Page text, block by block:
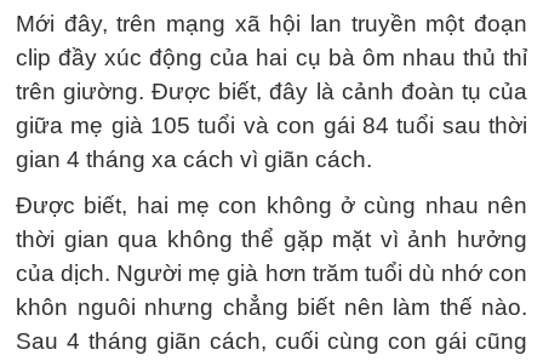
Mới đây, trên mạng xã hội lan truyền một đoạn
clip đầy xúc động của hai cụ bà ôm nhau thủ thỉ
trên giường. Được biết, đây là cảnh đoàn tụ của
giữa mẹ già 105 tuổi và con gái 84 tuổi sau thời
gian 4 tháng xa cách vì giãn cách.
Được biết, hai mẹ con không ở cùng nhau nên
thời gian qua không thể gặp mặt vì ảnh hưởng
của dịch. Người mẹ già hơn trăm tuổi dù nhớ con
khôn nguôi nhưng chẳng biết nên làm thế nào.
Sau 4 tháng giãn cách, cuối cùng con gái cũng